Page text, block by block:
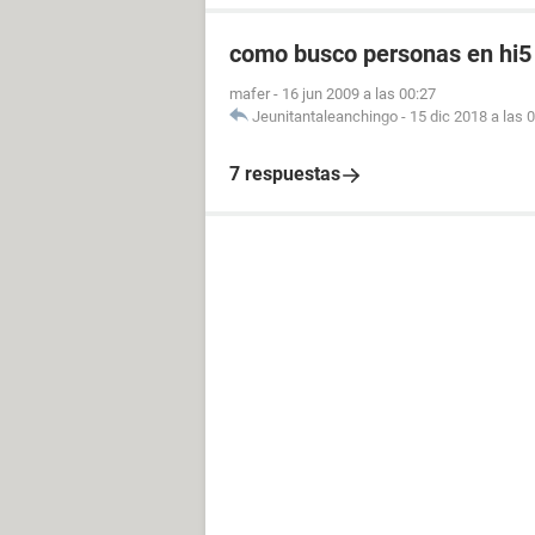
como busco personas en hi5
mafer - 16 jun 2009 a las 00:27
Jeunitantaleanchingo - 15 dic 2018 a las
7 respuestas